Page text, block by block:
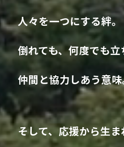
人々を一つにする絆。
倒れても、何度でも立
仲間と協力しあう意
そして、応援から生